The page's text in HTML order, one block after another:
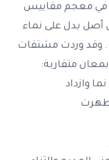
في معجم مقاييس
أصل يدل على نماء
(ابن فارس، 1979، ج3، ص17). وقد وردت مشتقات
متقاربة:
وازداد
طهرت